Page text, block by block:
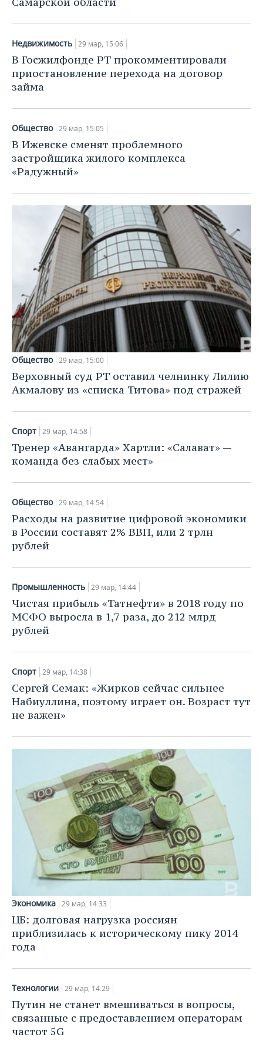
Недвижимость 29 мар, 15:06
В Госжилфонде РТ прокомментировали
приостановление перехода на договор
займа
Общество 29 мар, 15:05
В Ижевске сменят проблемного
застройщика жилого комплекса
«Радужный»
Общество 29 мар, 15:00
Верховный суд РТ оставил челнинку Лилию
Акмалову из «списка Титова» под стражей
Спорт 29 мар, 14:58
Тренер «Авангарда» Хартли: «Салават» —
команда без слабых мест»
Общество 29 мар, 14:54
Расходы на развитие цифровой экономики
в России составят 2% ВВП, или 2 трлн
рублей
Промышленность 29 мар, 14:44
Чистая прибыль «Татнефти» в 2018 году по
МСФО выросла в 1,7 раза, до 212 млрд
рублей
Спорт 29 мар, 14:38
Сергей Семак: «Жирков сейчас сильнее
Набиуллина, поэтому играет он. Возраст тут
не важен»
Экономика 29 мар, 14:33
ЦБ: долговая нагрузка россиян
приблизилась к историческому пику 2014
года
Технологии 29 мар, 14:29
Путин не станет вмешиваться в вопросы,
связанные с предоставлением операторам
частот 5G